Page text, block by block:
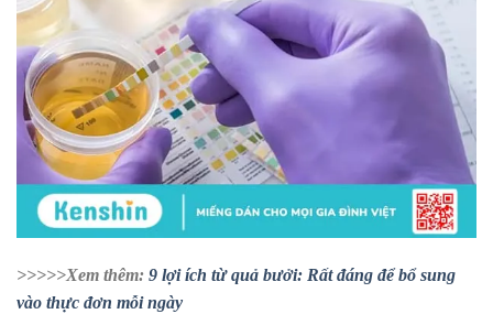
>>>>>Xem thêm: 9 lợi ích từ quả bưởi: Rất đáng để bổ sung
vào thực đơn mỗi ngày